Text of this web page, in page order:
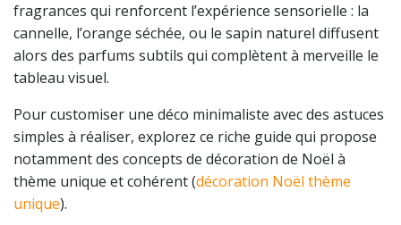
fragrances qui renforcent l’expérience sensorielle : la
cannelle, l’orange séchée, ou le sapin naturel diffusent
alors des parfums subtils qui complètent à merveille le
tableau visuel.
Pour customiser une déco minimaliste avec des astuces
simples à réaliser, explorez ce riche guide qui propose
notamment des concepts de décoration de Noël à
thème unique et cohérent (décoration Noël thème
unique).